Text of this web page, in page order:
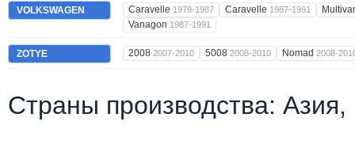
VOLKSWAGEN Caravelle 1979-1987 Caravelle 1987-1991
Vanagon 1987-1991
ZOTYE 2008 2007-2010 5008 2008-2010 Nomad 2008-
Страны производства: Азия,